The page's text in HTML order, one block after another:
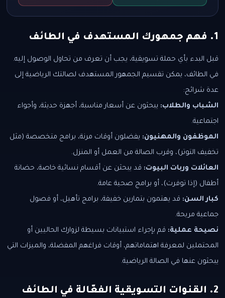
1. فهم جمهورك المستهدف في الطائف
قبل البدء بأي حملة تسويقية، يجب أن تعرف من تحاول الوصول إليه.
في الطائف، يمكن تقسيم الجمهور المستهدف لصالتك الرياضية إلى
عدة شرائح:
الشباب والطلاب: يبحثون عن أسعار مناسبة، أجهزة حديثة، وأجواء
اجتماعية.
الموظفون والمهنيون: يفضلون أوقات مرنة، برامج متخصصة (مثل
تخفيف التوتر)، وقرب الصالة من العمل أو المنزل.
العائلات وربات البيوت: قد يبحثن عن أقسام نسائية خاصة، حضانة
أطفال (إذا توفرت)، أو برامج صحية عامة.
كبار السن: قد يهتمون بتمارين خفيفة، برامج تأهيل، أو فصول
جماعية مريحة.
نصيحة عملية: قم بإجراء استبيانات بسيطة لزوارك الحاليين أو
المحتملين لمعرفة اهتماماتهم، أوقات فراغهم المفضلة، والميزات التي
يبحثون عنها في الصالة الرياضية.
2. القنوات التسويقية الفعّالة في الطائف